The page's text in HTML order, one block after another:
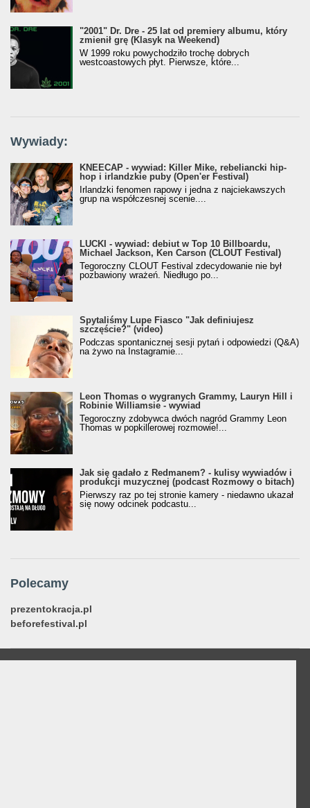
"2001" Dr. Dre - 25 lat od premiery albumu, który
zmienił grę (Klasyk na Weekend)
W 1999 roku powychodziło trochę dobrych
westcoastowych płyt. Pierwsze, które...
Wywiady:
KNEECAP - wywiad: Killer Mike, rebeliancki hip-
hop i irlandzkie puby (Open'er Festival)
Irlandzki fenomen rapowy i jedna z najciekawszych
grup na współczesnej scenie....
LUCKI - wywiad: debiut w Top 10 Billboardu,
Michael Jackson, Ken Carson (CLOUT Festival)
Tegoroczny CLOUT Festival zdecydowanie nie był
pozbawiony wrażeń. Niedługo po...
Spytaliśmy Lupe Fiasco "Jak definiujesz
szczęście?" (video)
Podczas spontanicznej sesji pytań i odpowiedzi (Q&A)
na żywo na Instagramie...
Leon Thomas o wygranych Grammy, Lauryn Hill i
Robinie Williamsie - wywiad
Tegoroczny zdobywca dwóch nagród Grammy Leon
Thomas w popkillerowej rozmowie!...
Jak się gadało z Redmanem? - kulisy wywiadów i
produkcji muzycznej (podcast Rozmowy o bitach)
Pierwszy raz po tej stronie kamery - niedawno ukazał
się nowy odcinek podcastu...
Polecamy
prezentokracja.pl
beforefestival.pl